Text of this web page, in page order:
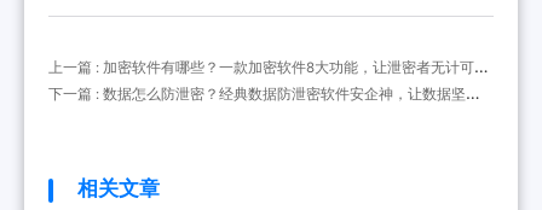
上一篇 : 加密软件有哪些？一款加密软件8大功能，让泄密者无计可
施！
下一篇 : 数据怎么防泄密？经典数据防泄密软件安企神，让数据坚如
相关文章